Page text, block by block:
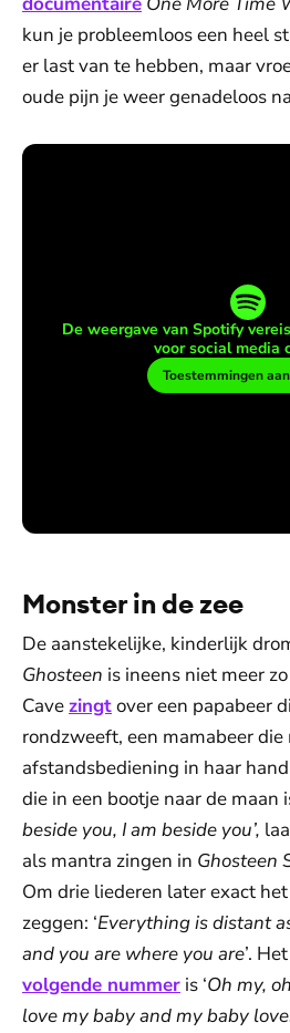
kun je probleemloos een heel
er last van te hebben, maar
oude pijn je weer genadeloos
De weergave van Spotify
voor social media
Toestemmingen
Monster in de zee
De aanstekelijke, kinderlijk
Ghosteen is ineens niet meer
Cavezingtover een papabeer
rondzweeft, een mamabeer die
afstandsbediening in haar
die in een bootje naar de maan
beside you, I am beside you’,
als mantra zingen in Ghosteen
Om drie liederen later exact
zeggen: ‘Everything is distant
and you are where you are’.
volgende nummer is ‘Oh my,
love my baby and my baby